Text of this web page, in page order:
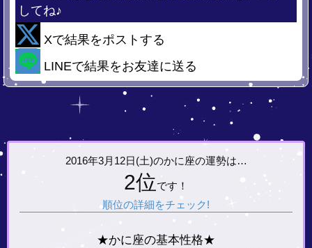
してね♪
Xで結果をポストする
LINEで結果をお友達に送る
2016年3月12日(土)のかに座の運勢は…
2位です！
順位の詳細をチェック!
★かに座の基本性格★